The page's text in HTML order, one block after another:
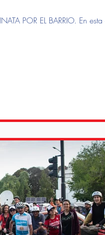
POR EL BARRIO. En